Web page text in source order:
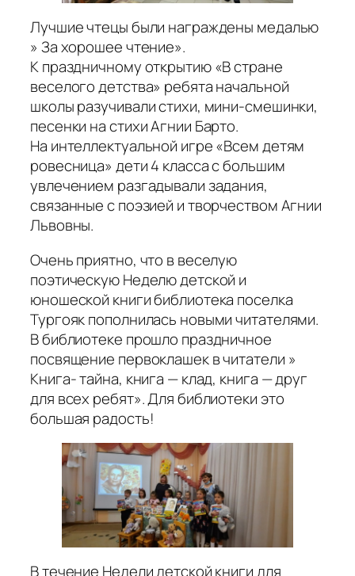
Лучшие чтецы были награждены медалью
» За хорошее чтение».
К праздничному открытию «В стране
веселого детства» ребята начальной
школы разучивали стихи, мини-смешинки,
песенки на стихи Агнии Барто.
На интеллектуальной игре «Всем детям
ровесница» дети 4 класса с большим
увлечением разгадывали задания,
связанные с поэзией и творчеством Агнии
Львовны.
Очень приятно, что в веселую
поэтическую Неделю детской и
юношеской книги библиотека поселка
Тургояк пополнилась новыми читателями.
В библиотеке прошло праздничное
посвящение первоклашек в читатели »
Книга- тайна, книга — клад, книга — друг
для всех ребят». Для библиотеки это
большая радость!
В течение Недели детской книги для